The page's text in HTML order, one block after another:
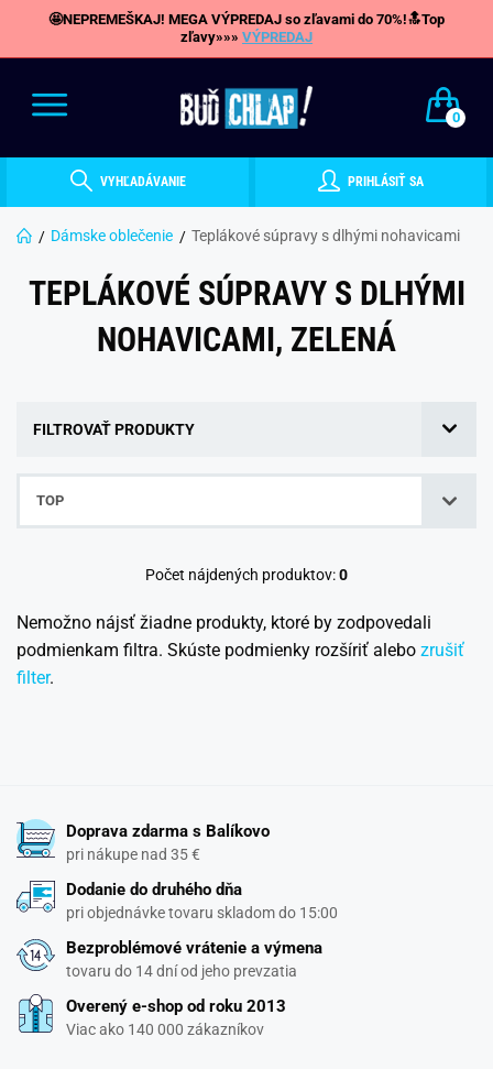
🤩NEPREMEŠKAJ! MEGA VÝPREDAJ so zľavami do 70%!🔝Top
zľavy»»» VÝPREDAJ
0
VYHĽADÁVANIE PRIHLÁSIŤ SA
Dámske oblečenie Teplákové súpravy s dlhými nohavicami
TEPLÁKOVÉ SÚPRAVY S DLHÝMI
NOHAVICAMI, ZELENÁ
FILTROVAŤ PRODUKTY
TOP
Počet nájdených produktov:0
Nemožno nájsť žiadne produkty, ktoré by zodpovedali
podmienkam filtra. Skúste podmienky rozšíriť alebo zrušiť
filter.
Doprava zdarma s Balíkovo
pri nákupe nad 35 €
Dodanie do druhého dňa
pri objednávke tovaru skladom do 15:00
Bezproblémové vrátenie a výmena
tovaru do 14 dní od jeho prevzatia
Overený e-shop od roku 2013
Viac ako 140 000 zákazníkov